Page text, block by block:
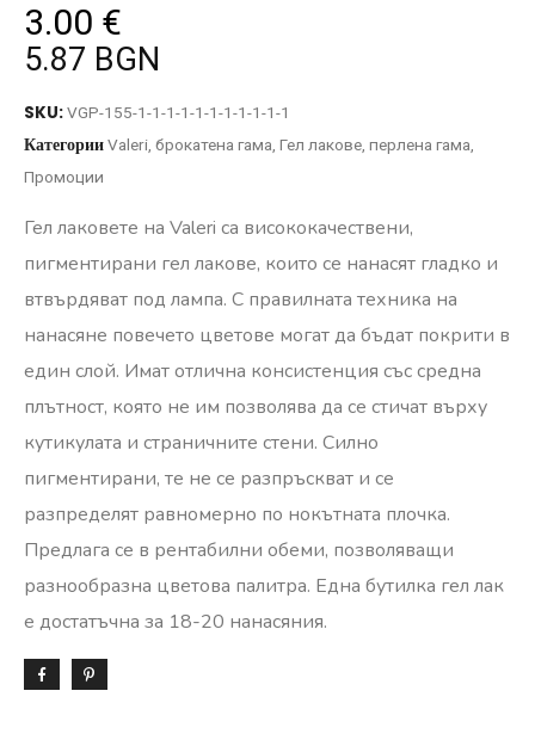
3.00 €
5.87 BGN
SKU:VGP-155-1-1-1-1-1-1-1-1-1-1-1
КатегорииValeri брокатена гама Гел лакове перлена гама
Промоции
Гел лаковете на Valeri са висококачествени,
пигментирани гел лакове, които се нанасят гладко и
втвърдяват под лампа. С правилната техника на
нанасяне повечето цветове могат да бъдат покрити в
един слой. Имат отлична консистенция със средна
плътност, която не им позволява да се стичат върху
кутикулата и страничните стени. Силно
пигментирани, те не се разпръскват и се
разпределят равномерно по нокътната плочка.
Предлага се в рентабилни обеми, позволяващи
разнообразна цветова палитра. Една бутилка гел лак
е достатъчна за 18-20 нанасяния.